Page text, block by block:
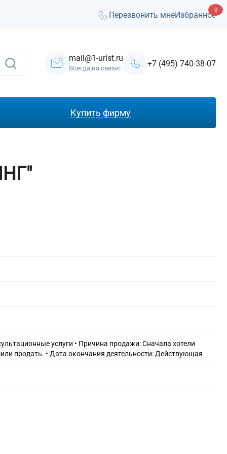
Перезвонить мнеИзбранное
0
mail@1-urist.ru
Всегда на связи! +7 (495) 740-38-07
Купить фирму
Готовые нулевые компании
Готовые фирмы по недвижимости
услуги • Причина продажи: Сначала хотели
продать. • Дата окончания деятельности: Действующая